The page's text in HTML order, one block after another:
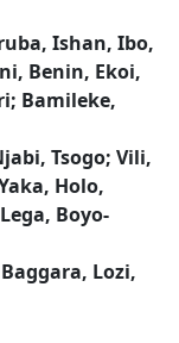
Ishan, Ibo,
Benin, Ekoi,
Bamileke,
Tsogo; Vili,
Holo,
Boyo-
Lozi,